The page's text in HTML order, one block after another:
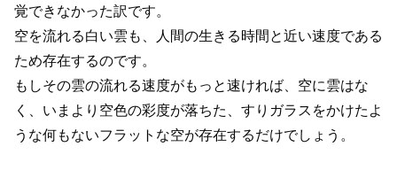
覚できなかった訳です。
空を流れる白い雲も、人間の生きる時間と近い速度である
ため存在するのです。
もしその雲の流れる速度がもっと速ければ、空に雲はな
く、いまより空色の彩度が落ちた、すりガラスをかけたよ
うな何もないフラットな空が存在するだけでしょう。